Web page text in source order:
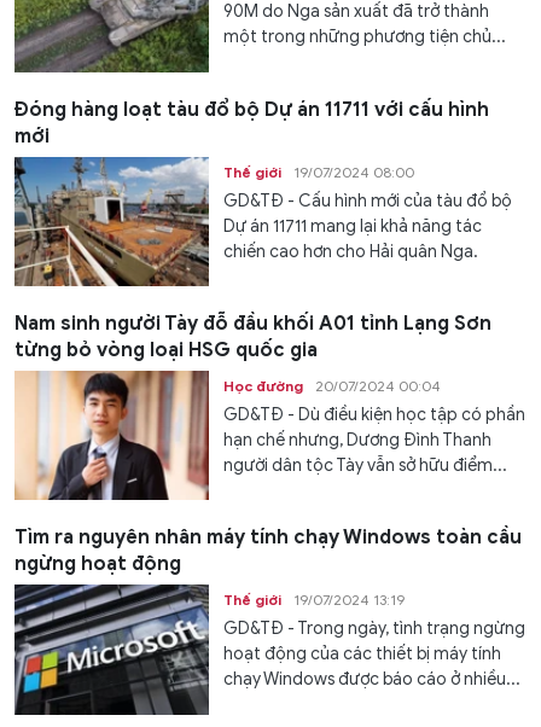
90M do Nga sản xuất đã trở thành
một trong những phương tiện chủ...
Đóng hàng loạt tàu đổ bộ Dự án 11711 với cấu hình
mới
Thế giới 19/07/2024 08:00
GD&TĐ - Cấu hình mới của tàu đổ bộ
Dự án 11711 mang lại khả năng tác
chiến cao hơn cho Hải quân Nga.
Nam sinh người Tày đỗ đầu khối A01 tỉnh Lạng Sơn
từng bỏ vòng loại HSG quốc gia
Học đường 20/07/2024 00:04
GD&TĐ - Dù điều kiện học tập có phần
hạn chế nhưng, Dương Đình Thanh
người dân tộc Tày vẫn sở hữu điểm...
Tìm ra nguyên nhân máy tính chạy Windows toàn cầu
ngừng hoạt động
Thế giới 19/07/2024 13:19
GD&TĐ - Trong ngày, tình trạng ngừng
hoạt động của các thiết bị máy tính
chạy Windows được báo cáo ở nhiều...